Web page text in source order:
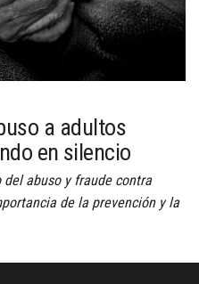
a adultos
en silencio
abuso y fraude contra
de la prevención y la